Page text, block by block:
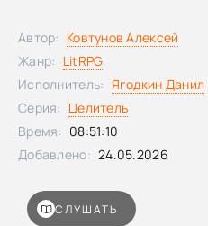
хотят. А я… Я привык пахать
явно приживусь.
СЛУШАТЬ
Автор: Ковтунов Алексей
Жанр: LitRPG
Исполнитель: Ягодкин Данил
Серия: Целитель
Время: 08:51:10
Добавлено: 24.05.2026